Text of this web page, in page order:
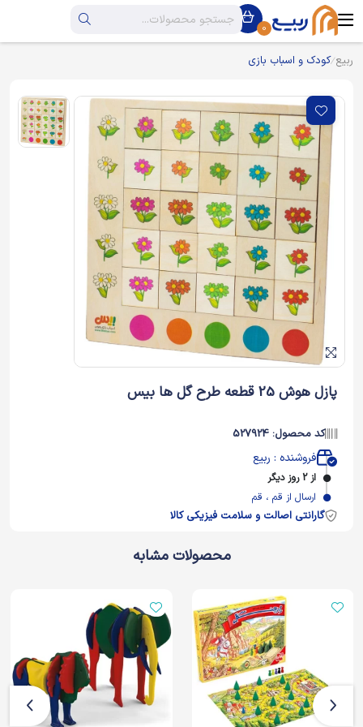
0
ربیع کودک و اسباب بازی
پازل هوش 25 قطعه طرح گل ها بیس
کد محصول: 527924
فروشنده : ربیع
از 2 روز دیگر
ارسال از قم ، قم
گارانتی اصالت و سلامت فیزیکی کالا
محصولات مشابه